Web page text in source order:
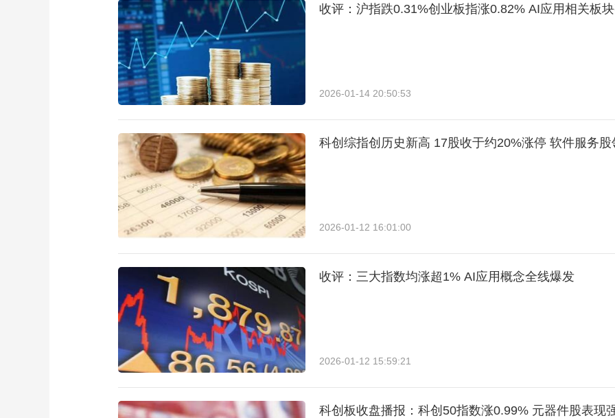
收评：沪指跌0.31%创业板指涨0.82% AI应用相关板
2026-01-14 20:50:53
科创综指创历史新高 17股收于约20%涨停 软件服务股
2026-01-12 16:01:00
收评：三大指数均涨超1% AI应用概念全线爆发
2026-01-12 15:59:21
科创板收盘播报：科创50指数涨0.99% 元器件股表现